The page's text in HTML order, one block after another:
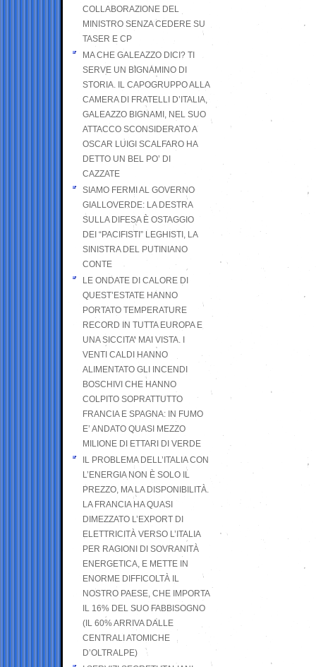
COLLABORAZIONE DEL
MINISTRO SENZA CEDERE SU
TASER E CP
MA CHE GALEAZZO DICI? TI
SERVE UN BIGNAMINO DI
STORIA. IL CAPOGRUPPO ALLA
CAMERA DI FRATELLI D’ITALIA,
GALEAZZO BIGNAMI, NEL SUO
ATTACCO SCONSIDERATO A
OSCAR LUIGI SCALFARO HA
DETTO UN BEL PO’ DI
CAZZATE
SIAMO FERMI AL GOVERNO
GIALLOVERDE: LA DESTRA
SULLA DIFESA È OSTAGGIO
DEI “PACIFISTI” LEGHISTI, LA
SINISTRA DEL PUTINIANO
CONTE
LE ONDATE DI CALORE DI
QUEST’ESTATE HANNO
PORTATO TEMPERATURE
RECORD IN TUTTA EUROPA E
UNA SICCITA’ MAI VISTA. I
VENTI CALDI HANNO
ALIMENTATO GLI INCENDI
BOSCHIVI CHE HANNO
COLPITO SOPRATTUTTO
FRANCIA E SPAGNA: IN FUMO
E’ ANDATO QUASI MEZZO
MILIONE DI ETTARI DI VERDE
IL PROBLEMA DELL’ITALIA CON
L’ENERGIA NON È SOLO IL
PREZZO, MA LA DISPONIBILITÀ.
LA FRANCIA HA QUASI
DIMEZZATO L’EXPORT DI
ELETTRICITÀ VERSO L’ITALIA
PER RAGIONI DI SOVRANITÀ
ENERGETICA, E METTE IN
ENORME DIFFICOLTÀ IL
NOSTRO PAESE, CHE IMPORTA
IL 16% DEL SUO FABBISOGNO
(IL 60% ARRIVA DALLE
CENTRALI ATOMICHE
D’OLTRALPE)